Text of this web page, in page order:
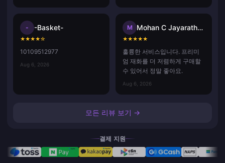
- -Basket-
★★★★☆
10109512977
Aug 6, 2026
M Mohan C Jayarathna
★★★★★
훌륭한 서비스입니다. 프리미
엄 재화를 더 저렴하게 구매할
수 있어서 정말 좋아요.
Aug 6, 2026
모든 리뷰 보기 →
결제 지원